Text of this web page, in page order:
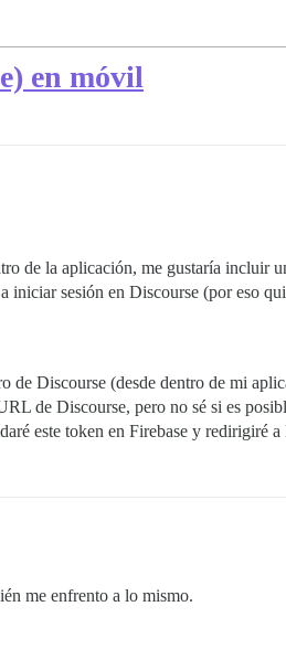
en móvil
de la aplicación, me gustaría incluir
sesión en Discourse (por eso
de Discourse (desde dentro de mi
de Discourse, pero no sé si es
este token en Firebase y redirigiré
me enfrento a lo mismo.